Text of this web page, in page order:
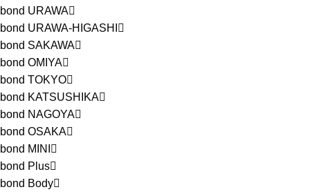
bond URAWA
bond URAWA-HIGASHI
bond SAKAWA
bond OMIYA
bond TOKYO
bond KATSUSHIKA
bond NAGOYA
bond OSAKA
bond MINI
bond Plus
bond Body